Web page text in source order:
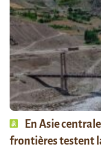
En Asie
frontières testent